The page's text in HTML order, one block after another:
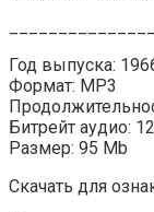
Год выпуска:
Формат: MP3
Битрейт аудио:
Размер: 95 Mb
Скачать для